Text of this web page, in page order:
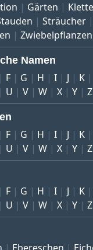
Gärten
Sträucher
Zwiebelpflanzen
Namen
F G H I J K
U V W X Y Z
F G H I J K
U V W X Y Z
F G H I J K
U V W X Y Z